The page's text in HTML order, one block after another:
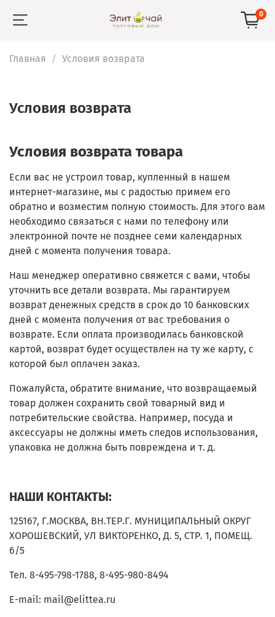
0
Главная Условия возврата
Условия возврата
Условия возврата товара
Если вас не устроил товар, купленный в нашем
интернет-магазине, мы с радостью примем его
обратно и возместим полную стоимость. Для этого вам
необходимо связаться с нами по телефону или
электронной почте не позднее семи календарных
дней с момента получения товара.
Наш менеджер оперативно свяжется с вами, чтобы
уточнить все детали возврата. Мы гарантируем
возврат денежных средств в срок до 10 банковских
дней с момента получения от вас требования о
возврате. Если оплата производилась банковской
картой, возврат будет осуществлен на ту же карту, с
которой был оплачен заказ.
Пожалуйста, обратите внимание, что возвращаемый
товар должен сохранить свой товарный вид и
потребительские свойства. Например, посуда и
аксессуары не должны иметь следов использования,
упаковка не должна быть повреждена и т. д.
НАШИ КОНТАКТЫ:
125167, Г.МОСКВА, ВН.ТЕР.Г. МУНИЦИПАЛЬНЫЙ ОКРУГ
ХОРОШЕВСКИЙ, УЛ ВИКТОРЕНКО, Д. 5, СТР. 1, ПОМЕЩ.
6/5
Тел. 8-495-798-1788, 8-495-980-8494
E-mail: mail@elittea.ru